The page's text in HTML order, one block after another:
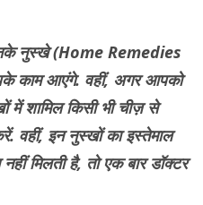
नुस्खे (Home Remedies
काम आएंगे. वहीं, अगर आपको
में शामिल किसी भी चीज़ से
वहीं, इन नुस्खों का इस्तेमाल
मिलती है, तो एक बार डॉक्टर